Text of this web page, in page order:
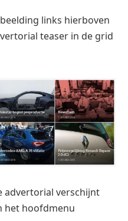
links hierboven
teaser in de grid
advertorial verschijnt
het hoofdmenu